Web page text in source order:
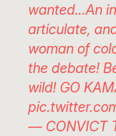
wanted…An
articulate,
woman of
the debate!
wild! GO
— CONVICT